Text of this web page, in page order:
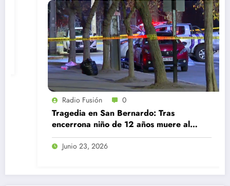
Radio Fusión 0
Tragedia en San Bernardo: Tras
encerrona niño de 12 años muere al
quedar atrapado con el cinturón de
seguridad
Junio 23, 2026